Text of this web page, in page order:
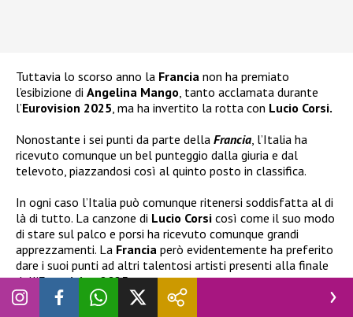
Tuttavia lo scorso anno la Francia non ha premiato
l’esibizione di Angelina Mango , tanto acclamata durante
l’Eurovision 2025 , ma ha invertito la rotta con Lucio Corsi.
Nonostante i sei punti da parte della Francia , l’Italia ha
ricevuto comunque un bel punteggio dalla giuria e dal
televoto, piazzandosi così al quinto posto in classifica.
In ogni caso l’Italia può comunque ritenersi soddisfatta al di
là di tutto. La canzone di Lucio Corsi così come il suo modo
di stare sul palco e porsi ha ricevuto comunque grandi
apprezzamenti. La Francia però evidentemente ha preferito
dare i suoi punti ad altri talentosi artisti presenti alla finale
dell’Eurovision 2025.
Polemiche e classifica a parte, l’Italia ha dimostrato